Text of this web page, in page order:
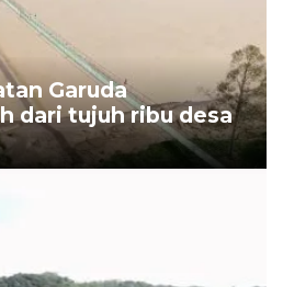
Garuda
dari tujuh ribu desa